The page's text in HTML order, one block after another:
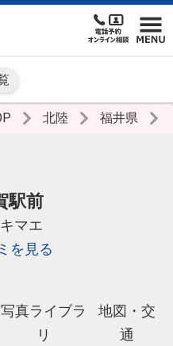
北陸 福井県
駅前
マエ
を見る
写真ライブラ
リ
地図・交
通